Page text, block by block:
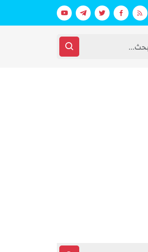
بينما يجوع اليمنيون.. شبكات حوثية